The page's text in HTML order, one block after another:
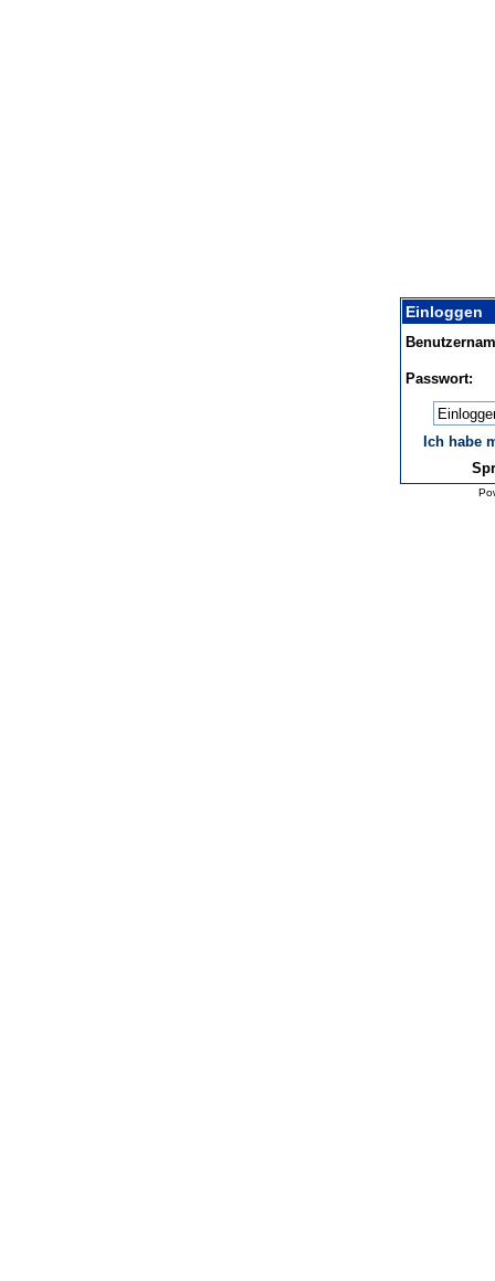
Einloggen
Passwort:
Ich habe